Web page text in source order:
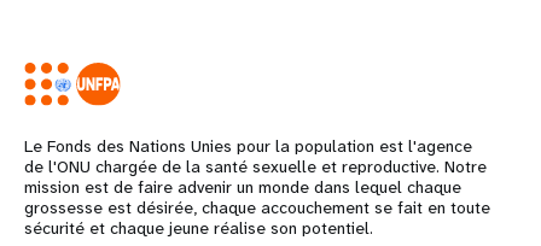
Le Fonds des Nations Unies pour la population est l'agence
de l'ONU chargée de la santé sexuelle et reproductive. Notre
mission est de faire advenir un monde dans lequel chaque
grossesse est désirée, chaque accouchement se fait en toute
sécurité et chaque jeune réalise son potentiel.